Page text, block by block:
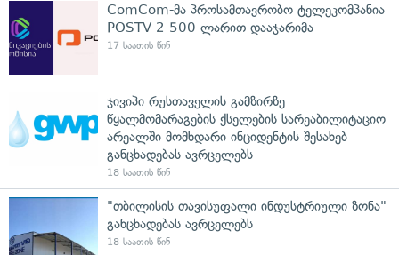
ComCom-მა პროსამთავრობო ტელეკომპანია
POSTV 2 500 ლარით დააჯარიმა
17 საათის წინ
ჯივიპი რუსთაველის გამზირზე
წყალმომარაგების ქსელების სარეაბილიტაციო
არეალში მომხდარი ინციდენტის შესახებ
განცხადებას ავრცელებს
18 საათის წინ
"თბილისის თავისუფალი ინდუსტრიული ზონა"
განცხადებას ავრცელებს
18 საათის წინ